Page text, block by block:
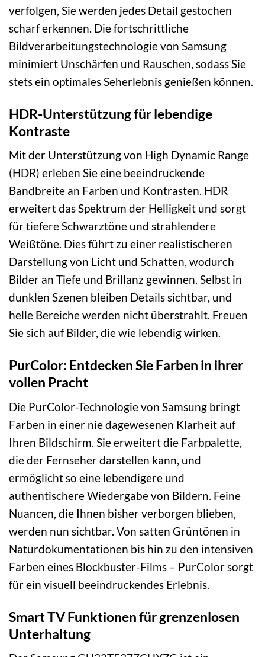
verfolgen, Sie werden jedes Detail gestochen
scharf erkennen. Die fortschrittliche
Bildverarbeitungstechnologie von Samsung
minimiert Unschärfen und Rauschen, sodass Sie
stets ein optimales Seherlebnis genießen können.
HDR-Unterstützung für lebendige
Kontraste
Mit der Unterstützung von High Dynamic Range
(HDR) erleben Sie eine beeindruckende
Bandbreite an Farben und Kontrasten. HDR
erweitert das Spektrum der Helligkeit und sorgt
für tiefere Schwarztöne und strahlendere
Weißtöne. Dies führt zu einer realistischeren
Darstellung von Licht und Schatten, wodurch
Bilder an Tiefe und Brillanz gewinnen. Selbst in
dunklen Szenen bleiben Details sichtbar, und
helle Bereiche werden nicht überstrahlt. Freuen
Sie sich auf Bilder, die wie lebendig wirken.
PurColor: Entdecken Sie Farben in ihrer
vollen Pracht
Die PurColor-Technologie von Samsung bringt
Farben in einer nie dagewesenen Klarheit auf
Ihren Bildschirm. Sie erweitert die Farbpalette,
die der Fernseher darstellen kann, und
ermöglicht so eine lebendigere und
authentischere Wiedergabe von Bildern. Feine
Nuancen, die Ihnen bisher verborgen blieben,
werden nun sichtbar. Von satten Grüntönen in
Naturdokumentationen bis hin zu den intensiven
Farben eines Blockbuster-Films – PurColor sorgt
für ein visuell beeindruckendes Erlebnis.
Smart TV Funktionen für grenzenlosen
Unterhaltung